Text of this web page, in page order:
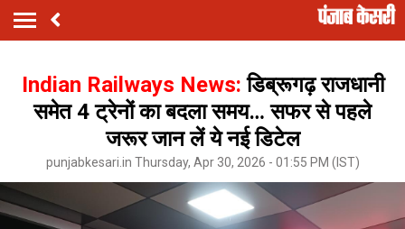
Indian Railways News:डिब्रूगढ़ राजधानी
समेत 4 ट्रेनों का बदला समय… सफर से पहले
जरूर जान लें ये नई डिटेल
punjabkesari.in Thursday, Apr 30, 2026 - 01:55 PM (IST)